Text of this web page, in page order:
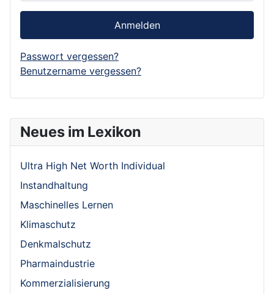
Neues im Lexikon
Ultra High Net Worth Individual
Instandhaltung
Maschinelles Lernen
Klimaschutz
Denkmalschutz
Pharmaindustrie
Kommerzialisierung
Anmelden
Passwort vergessen?
Benutzername vergessen?